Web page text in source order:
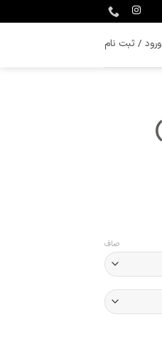
ورود / ثبت نام
صاف